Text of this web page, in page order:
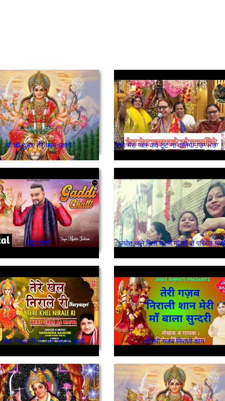
माँ की दुआएं तेरे काम आएगी तेरा मेरा प्यार कदे टूटे ना
ਗੱਡੀ ਚੱਲੀ ज्योत जले जिस घर में मां की वो परिवार
खेल निराले री माँ लाल चुंदडी आली माँ तेरी गज़ब निराली शान